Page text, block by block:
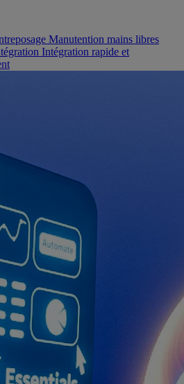
Manutention mains libres
Intégration rapide et